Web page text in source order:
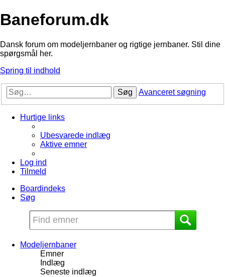
Baneforum.dk
Dansk forum om modeljernbaner og rigtige jernbaner. Stil dine
spørgsmål her.
Spring til indhold
Søg Avanceret søgning
Hurtige links
Ubesvarede indlæg
Aktive emner
Log ind
Tilmeld
Boardindeks
Søg
Modeljernbaner
Emner
Indlæg
Seneste indlæg